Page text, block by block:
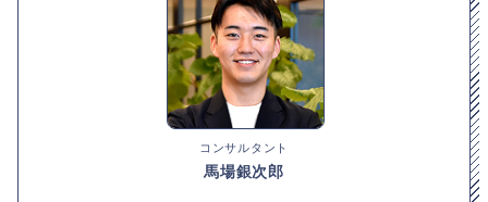
コンサルタント
馬場銀次郎